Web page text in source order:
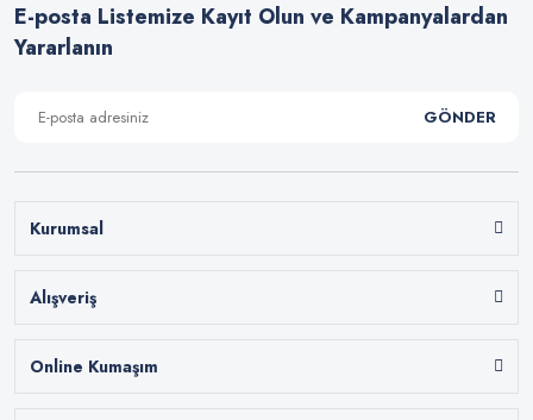
E-posta Listemize Kayıt Olun ve Kampanyalardan
Yararlanın
GÖNDER
Kurumsal
Alışveriş
Online Kumaşım